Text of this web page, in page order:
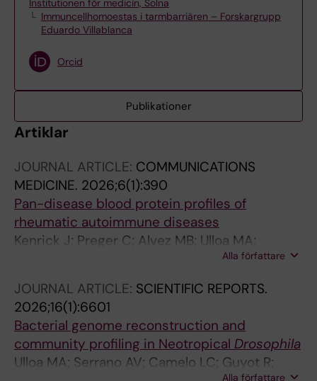
Institutionen för medicin, Solna
Immuncellhomoestas i tarmbarriären – Forskargrupp
Eduardo Villablanca
Orcid
Publikationer
Artiklar
JOURNAL ARTICLE: COMMUNICATIONS
MEDICINE. 2026;6(1):390
Pan-disease blood protein profiles of
rheumatic autoimmune diseases
Kenrick J; Preger C; Alvez MB; Ulloa MA;
Bergstrom G; Notarnicola A; Horuluoglu B;
A; Norrby-Teglund A; Gunnarsson I; Wahren-
Herlenius M; Holmqvist M; Padyukov L;
Chemin K; Diaz-Gallo LM; Lundberg IE;
Svenungsson E; Malmstrom V; Klareskog L;
Bergstrom S; Uhlen M; Nilsson P; Edfors F; Pin
Alla författare
JOURNAL ARTICLE: SCIENTIFIC REPORTS.
2026;16(1):6601
Bacterial genome reconstruction and
community profiling in Neotropical Drosophila
Ulloa MA; Serrano AV; Camelo LC; Guyot R;
Alla författare